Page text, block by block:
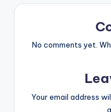
No comments yet.
Your email address